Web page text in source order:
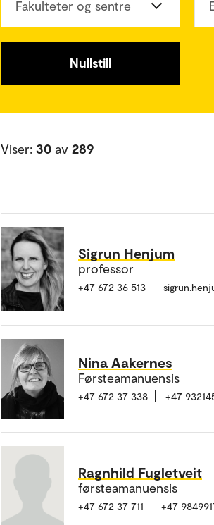
Fakulteter og sentre
Nullstill
Viser: 30 av 289
Sigrun Henjum
professor
+47 672 36 513
Nina Aakernes
Førsteamanuensis
+47 672 37 338 +47
Ragnhild Fugletveit
førsteamanuensis
+47 672 37 711 +47